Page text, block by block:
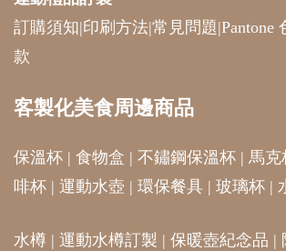
訂購須知|印刷方法|常見問題|Pantone
款
客製化美食周邊商品
保溫杯 | 食物盒 | 不鏽鋼保溫杯 | 馬克
啡杯 | 運動水壺 | 環保餐具 | 玻璃杯 |
水樽 | 運動水樽訂製 | 保暖壺紀念品 |